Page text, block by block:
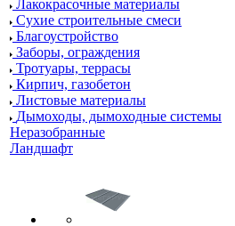
Лакокрасочные материалы
Сухие строительные смеси
Благоустройство
Заборы, ограждения
Тротуары, террасы
Кирпич, газобетон
Листовые материалы
Дымоходы, дымоходные системы
Неразобранные
Ландшафт